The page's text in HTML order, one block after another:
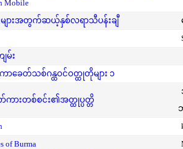
Mobile
ျားအတွက်ဆယ့်နှစ်လရာသီပန်းချီ
မ်း
ခေတ်သစ်ဂန္ထဝင်ဝတ္ထုတိုများ ၁
ကားတစ်စင်း၏အတ္ထုပ္ပတ္တိ
of Burma